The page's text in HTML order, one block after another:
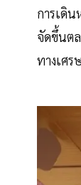
การเดิ
จัดขึ้นต
ทางเศ